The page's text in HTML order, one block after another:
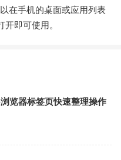
在手机的桌面或应用列表
开即可使用。
览器标签页快速整理操作